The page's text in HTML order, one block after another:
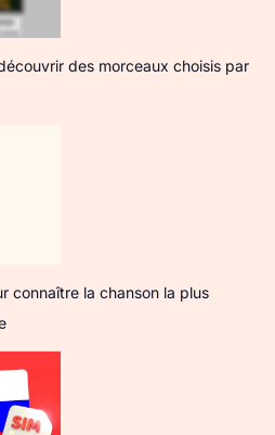
des morceaux choisis par
connaître la chanson la plus